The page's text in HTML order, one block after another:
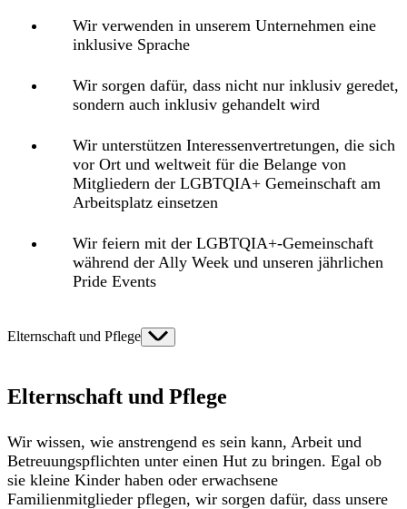
Wir verwenden in unserem Unternehmen eine
inklusive Sprache
Wir sorgen dafür, dass nicht nur inklusiv geredet,
sondern auch inklusiv gehandelt wird
Wir unterstützen Interessenvertretungen, die sich
vor Ort und weltweit für die Belange von
Mitgliedern der LGBTQIA+ Gemeinschaft am
Arbeitsplatz einsetzen
Wir feiern mit der LGBTQIA+-Gemeinschaft
während der Ally Week und unseren jährlichen
Pride Events
Elternschaft und Pflege
Elternschaft und Pflege
Wir wissen, wie anstrengend es sein kann, Arbeit und
Betreuungspflichten unter einen Hut zu bringen. Egal ob
sie kleine Kinder haben oder erwachsene
Familienmitglieder pflegen, wir sorgen dafür, dass unsere